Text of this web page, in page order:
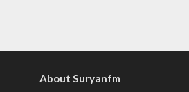
About Suryanfm